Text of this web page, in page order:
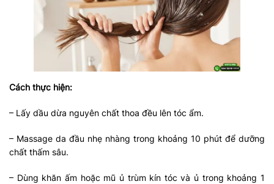
Cách thực hiện:
– Lấy dầu dừa nguyên chất thoa đều lên tóc ẩm.
– Massage da đầu nhẹ nhàng trong khoảng 10 phút để dưỡng
chất thấm sâu.
– Dùng khăn ấm hoặc mũ ủ trùm kín tóc và ủ trong khoảng 1